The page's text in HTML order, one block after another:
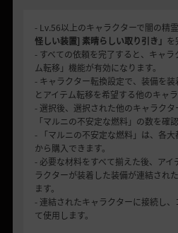
- Lv.56以上のキャラクターで闇の精
怪しい装置] 素晴らしい取り引き」 を
- すべての依頼を完了すると、キャ
ム転移」機能が有効になります。
- キャラクター転換設定で、装備を
とアイテム転移を希望する他のキャ
- 選択後、選択された他のキャラク
「マルニの不安定な燃料」の数を確認
- 「マルニの不安定な燃料」は、各
から購入できます。
- 必要な材料をすべて揃えた後、ア
ラクターが装着した装備が連結され
ます。
- 連結されたキャラクターに接続し
て使用します。